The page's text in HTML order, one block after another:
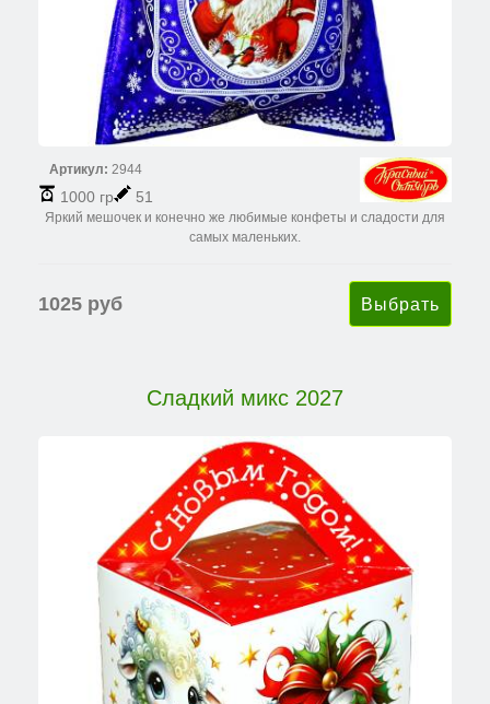
Артикул: 2944
1000 гр 51
Яркий мешочек и конечно же любимые конфеты и сладости для
самых маленьких.
1025 руб
Сладкий микс 2027